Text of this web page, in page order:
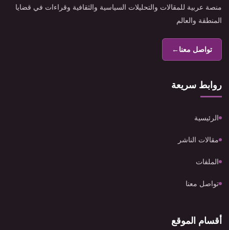
منصة عربية للمقالات والتحليلات السياسية والثقافية وقراءات في قضايا
المنطقة والعالم
تواصل معنا←
روابط سريعة
الرئيسية
مقالات الناشر
الملفات
تواصل معنا
أقسام الموقع